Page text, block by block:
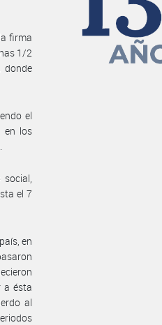
firma
1/2
donde
el
en los
el 7
en
a ésta
al